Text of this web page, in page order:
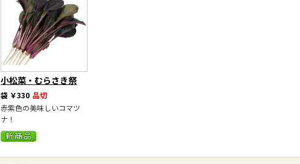
小松菜・むらさき祭
袋 ￥330 品切
赤紫色の美味しいコマツ
ナ！